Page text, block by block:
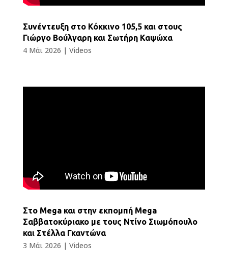
Συνέντευξη στο Κόκκινο 105,5 και στους
Γιώργο Βούλγαρη και Σωτήρη Καψώχα
4 Μάι 2026 | Videos
Στο Mega και στην εκπομπή Mega
Σαββατοκύριακο με τους Ντίνο Σιωμόπουλο
και Στέλλα Γκαντώνα
3 Μάι 2026 | Videos